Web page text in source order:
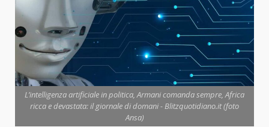
L’intelligenza artificiale in politica, Armani comanda sempre, Africa
ricca e devastata: il giornale di domani - Blitzquotidiano.it (foto
Ansa)